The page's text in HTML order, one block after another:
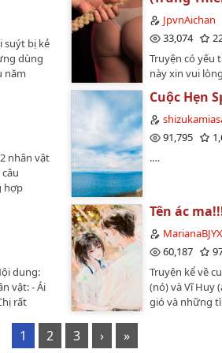
giả
của
phản🐣Cùng
đặc biệt", nam
thái u ám như
nhưng vẫn rất
canh me thời
vui lòng
acc
và
đã
lại
đổi nho
chính
đổi 1
thêm . Và
hay
, đây
đã
đọc tác
áp đặt
trải
thành
nặng hơn
suýt bị kẻ
dùng
năm
ngỡ đã
sau bao
phải
cuộc
JpvnAichan
33,074
Truyện có yếu
này xin vui
tả,...mình để
nhân vật
hợp
đọc
Cuộc Hẹn
91,795
.…
dung:
vật: - Ái
rất
nhiều
sinh viên Y
Tên ác
MarianaBJYX
60,187
Truyện kể về
(nó) và Vĩ Huy
gió và những
1 2 3 › »